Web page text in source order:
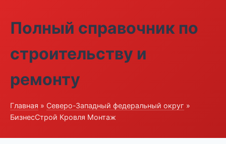
Полный справочник по
строительству и
ремонту
Главная » Северо-Западный федеральный округ »
БизнесСтрой Кровля Монтаж